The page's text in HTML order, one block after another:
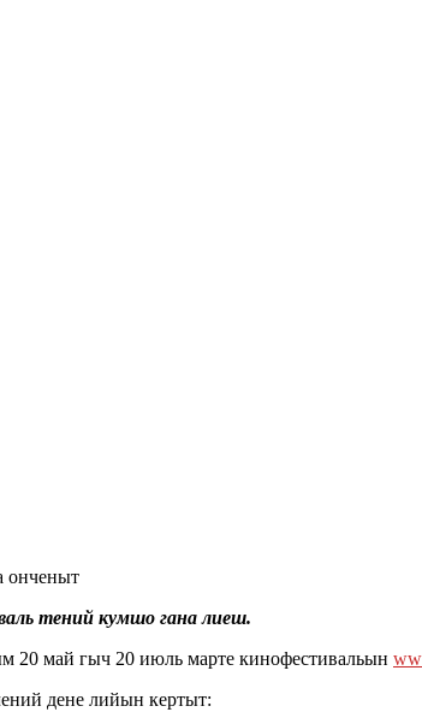
онченыт
тений кумшо гана лиеш.
май гыч 20 июль марте кинофестивальын
дене лийын кертыт: